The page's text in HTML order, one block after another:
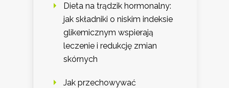
Dieta na trądzik hormonalny:
jak składniki o niskim indeksie
glikemicznym wspierają
leczenie i redukcję zmian
skórnych
Jak przechowywać